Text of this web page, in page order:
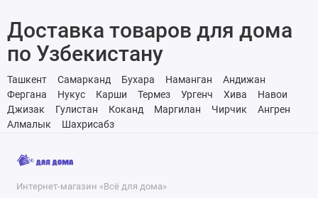
Доставка товаров для дома
по Узбекистану
Ташкент Самарканд Бухара Наманган
Андижан
Фергана
Нукус Карши Термез Ургенч Хива
Навои
Джизак
Гулистан Коканд Маргилан Чирчик
Ангрен
Алмалык
Шахрисабз
Интернет-магазин «Всё для дома»